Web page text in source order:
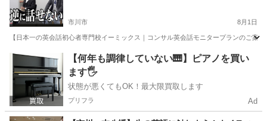
市川市 8月1日
【日本一の英会話初心者専門校イーミックス｜コンサル英会話モニタープランのご
千葉 市川市 英会話 コーチング
【何年も調律していない🎹】ピアノを買い
ます🖐️
状態が悪くてもOK！最大限買取します
プリフラ Ad